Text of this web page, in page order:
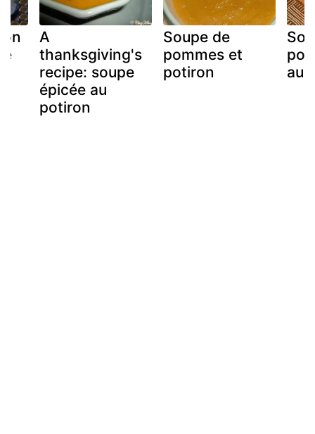
A
thanksgiving's
recipe: soupe
épicée au
potiron
Soupe de
pommes et
potiron
au